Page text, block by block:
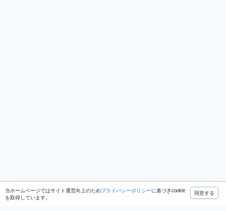
当ホームページではサイト運営向上のためプライバシーポリシーに基づきcookie
を取得しています。
同意する